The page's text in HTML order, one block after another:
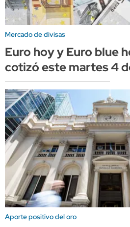
Mercado de divisas
Euro hoy y Euro blue
cotizó este martes 4
Aporte positivo del oro